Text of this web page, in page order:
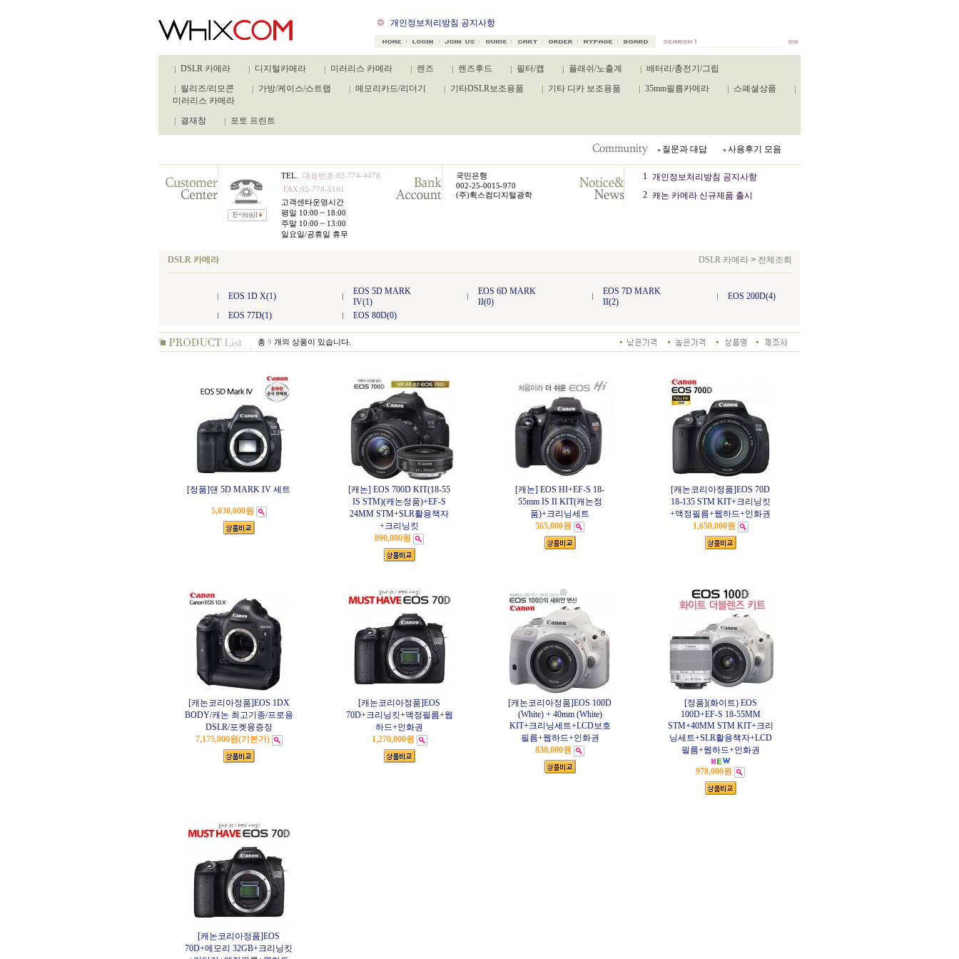
개인정보처리방침 공지사항
DSLR 카메라 디지털카메라 미러리스 카메라 렌즈 렌즈후드 필터/캡 플래쉬/노출계
배터리/충전기/그립
릴리즈/리모콘
가방/케이스/스트랩 메모리카드/리더기 기타DSLR보조용품 기타 디카 보조용품 35mm필름카메라
스폐셜상품
미러리스 카메라
결재창
포토 프린트
질문과 대답 사용후기 모음
TEL.
대표번호:02-774-4478
FAX:02-778-5161
고객센타운영시간
평일 10:00 ~ 18:00
주말 10:00 ~ 13:00
일요일/공휴일 휴무
국민은행
002-25-0015-970
(주)휙스컴디지털광학
1 개인정보처리방침 공지사항
2 캐논 카메라 신규제품 출시
DSLR 카메라 DSLR 카메라> 전체조회
EOS 1D X(1)
EOS 5D MARK
IV(1)
EOS 6D MARK
II(0)
EOS 7D MARK
II(2)
EOS 200D(4)
EOS 77D(1)
EOS 80D(0)
총 9 개의 상품이 있습니다.
[정품]댄 5D MARK IV 세트
5,030,000원
[캐논] EOS 700D KIT(18-55
IS STM)(캐논정품)+EF-S
24MM STM+SLR활용책자
+크리닝킷
890,000원
[캐논] EOS HI+EF-S 18-
55mm IS II KIT(캐논정
품)+크리닝세트
565,000원
[캐논코리아정품]EOS 70D
18-135 STM KIT+크리닝킷
+액정필름+웹하드+인화권
1,650,000원
[캐논코리아정품]EOS 1DX
BODY/캐논 최고기종/프로용
DSLR/포켓융증정
7,175,000원(기본가)
[캐논코리아정품]EOS
70D+크리닝킷+액정필름+웹
하드+인화권
1,270,000원
[캐논코리아정품]EOS 100D
(White) + 40mm (White)
KIT+크리닝세트+LCD보호
필름+웹하드+인화권
830,000원
[정품](화이트) EOS
100D+EF-S 18-55MM
STM+40MM STM KIT+크리
닝세트+SLR활용책자+LCD
필름+웹하드+인화권
978,000원
[캐논코리아정품]EOS
70D+메모리 32GB+크리닝킷